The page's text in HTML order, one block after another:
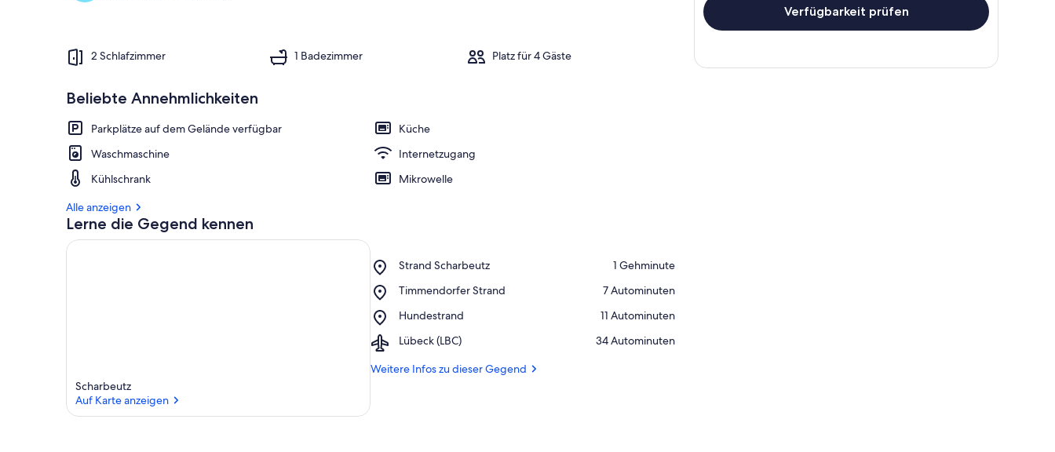
2 Schlafzimmer 1 Badezimmer Platz für 4 Gäste
Beliebte Annehmlichkeiten
Parkplätze auf dem Gelände verfügbar
Küche
Waschmaschine
Internetzugang
Kühlschrank
Mikrowelle
Alle anzeigen
Lerne die Gegend kennen
Scharbeutz
Auf Karte anzeigen
Strand Scharbeutz
Place,
Scharbeutz
‪1 Gehminute‬
Timmendorfer Strand
Place,
Strand
‪7 Autominuten‬
Hundestrand
Place,
‪11 Autominuten‬
Lübeck (LBC)
Airport,
(LBC)
‪34 Autominuten‬
Weitere Infos zu dieser Gegend
Verfügbarkeit prüfen